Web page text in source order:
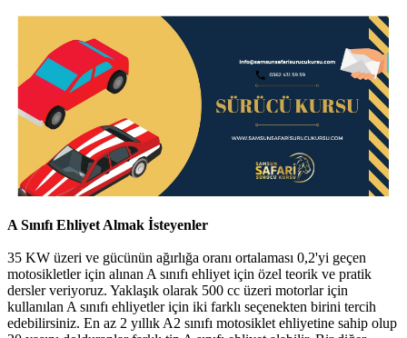
A Sınıfı Ehliyet Almak İsteyenler
35 KW üzeri ve gücünün ağırlığa oranı ortalaması 0,2'yi geçen
motosikletler için alınan A sınıfı ehliyet için özel teorik ve pratik
dersler veriyoruz. Yaklaşık olarak 500 cc üzeri motorlar için
kullanılan A sınıfı ehliyetler için iki farklı seçenekten birini tercih
edebilirsiniz. En az 2 yıllık A2 sınıfı motosiklet ehliyetine sahip olup